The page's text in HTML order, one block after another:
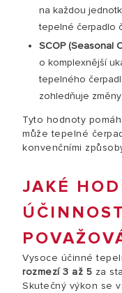
na každou
tepelné čerpadlo
SCOP (Seasonal
o komplexnější
tepelného
zohledňuje
Tyto hodnoty
může tepelné
konvenčními
JAKÉ
Vysoce účinné
rozmezí 3 až 5 za
Skutečný výkon se